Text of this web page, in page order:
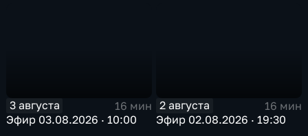
3 августа
16 мин
Эфир 03.08.2026 · 10:00
2 августа
16 мин
Эфир 02.08.2026 · 19:30